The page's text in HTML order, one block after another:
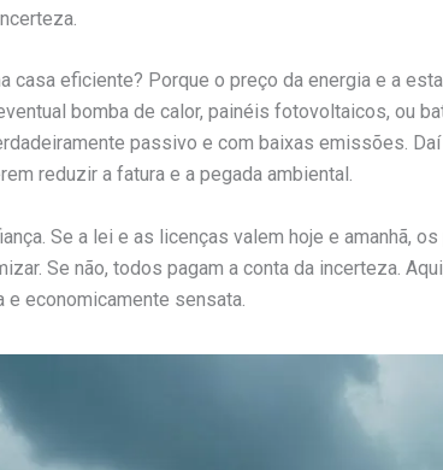
casa eficiente? Porque o preço da energia e a
bomba de calor, painéis fotovoltaicos, ou
passivo e com baixas emissões.
reduzir a fatura e a pegada ambiental.
Se a lei e as licenças valem hoje e amanhã,
Se não, todos pagam a conta da incerteza.
economicamente sensata.